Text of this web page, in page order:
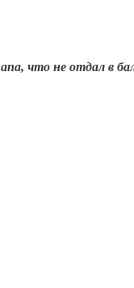
что не отдал в